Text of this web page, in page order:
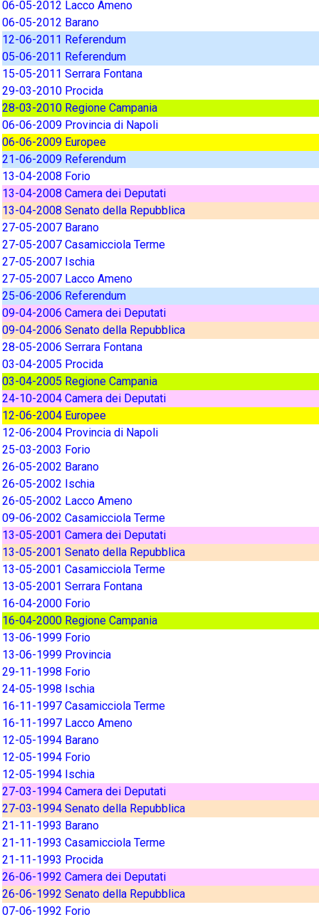
06-05-2012 Lacco Ameno
06-05-2012 Barano
12-06-2011 Referendum
05-06-2011 Referendum
15-05-2011 Serrara Fontana
29-03-2010 Procida
28-03-2010 Regione Campania
06-06-2009 Provincia di Napoli
06-06-2009 Europee
21-06-2009 Referendum
13-04-2008 Forio
13-04-2008 Camera dei Deputati
13-04-2008 Senato della Repubblica
27-05-2007 Barano
27-05-2007 Casamicciola Terme
27-05-2007 Ischia
27-05-2007 Lacco Ameno
25-06-2006 Referendum
09-04-2006 Camera dei Deputati
09-04-2006 Senato della Repubblica
28-05-2006 Serrara Fontana
03-04-2005 Procida
03-04-2005 Regione Campania
24-10-2004 Camera dei Deputati
12-06-2004 Europee
12-06-2004 Provincia di Napoli
25-03-2003 Forio
26-05-2002 Barano
26-05-2002 Ischia
26-05-2002 Lacco Ameno
09-06-2002 Casamicciola Terme
13-05-2001 Camera dei Deputati
13-05-2001 Senato della Repubblica
13-05-2001 Casamicciola Terme
13-05-2001 Serrara Fontana
16-04-2000 Forio
16-04-2000 Regione Campania
13-06-1999 Forio
13-06-1999 Provincia
29-11-1998 Forio
24-05-1998 Ischia
16-11-1997 Casamicciola Terme
16-11-1997 Lacco Ameno
12-05-1994 Barano
12-05-1994 Forio
12-05-1994 Ischia
27-03-1994 Camera dei Deputati
27-03-1994 Senato della Repubblica
21-11-1993 Barano
21-11-1993 Casamicciola Terme
21-11-1993 Procida
26-06-1992 Camera dei Deputati
26-06-1992 Senato della Repubblica
07-06-1992 Forio